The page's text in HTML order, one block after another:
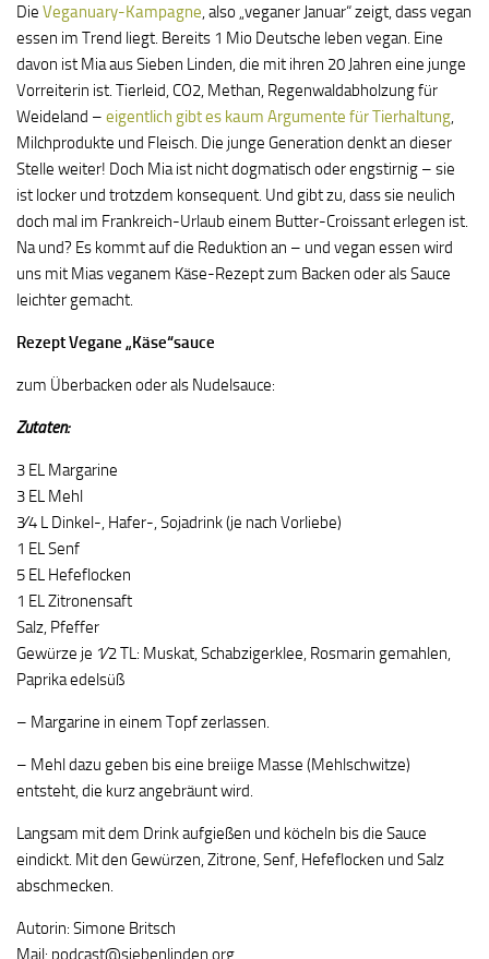
Die Veganuary-Kampagne, also „veganer Januar“ zeigt, dass vegan
essen im Trend liegt. Bereits 1 Mio Deutsche leben vegan. Eine
davon ist Mia aus Sieben Linden, die mit ihren 20 Jahren eine junge
Vorreiterin ist. Tierleid, CO2, Methan, Regenwaldabholzung für
Weideland – eigentlich gibt es kaum Argumente für Tierhaltung,
Milchprodukte und Fleisch. Die junge Generation denkt an dieser
Stelle weiter! Doch Mia ist nicht dogmatisch oder engstirnig – sie
ist locker und trotzdem konsequent. Und gibt zu, dass sie neulich
doch mal im Frankreich-Urlaub einem Butter-Croissant erlegen ist.
Na und? Es kommt auf die Reduktion an – und vegan essen wird
uns mit Mias veganem Käse-Rezept zum Backen oder als Sauce
leichter gemacht.
Rezept Vegane „Käse“sauce
zum Überbacken oder als Nudelsauce:
Zutaten:
3 EL Margarine
3 EL Mehl
3⁄4 L Dinkel-, Hafer-, Sojadrink (je nach Vorliebe)
1 EL Senf
5 EL Hefeflocken
1 EL Zitronensaft
Salz, Pfeffer
Gewürze je 1⁄2 TL: Muskat, Schabzigerklee, Rosmarin gemahlen,
Paprika edelsüß
– Margarine in einem Topf zerlassen.
– Mehl dazu geben bis eine breiige Masse (Mehlschwitze)
entsteht, die kurz angebräunt wird.
Langsam mit dem Drink aufgießen und köcheln bis die Sauce
eindickt. Mit den Gewürzen, Zitrone, Senf, Hefeflocken und Salz
abschmecken.
Autorin: Simone Britsch
Mail: podcast@siebenlinden.org